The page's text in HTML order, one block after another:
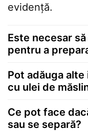
evidență.
Este necesar
pentru a
Pot adăuga
cu ulei de
Ce pot face
sau se separă?